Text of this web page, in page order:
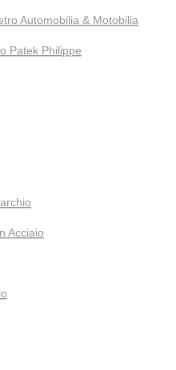
Automobilia & Motobilia
Patek Philippe
Acciaio